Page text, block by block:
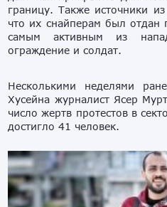
границу. Также источники
что их снайперам был отдан
самым активным из
ограждение и солдат.
Несколькими неделями
Хусейна журналист Ясер
число жертв протестов в
достигло 41 человек.